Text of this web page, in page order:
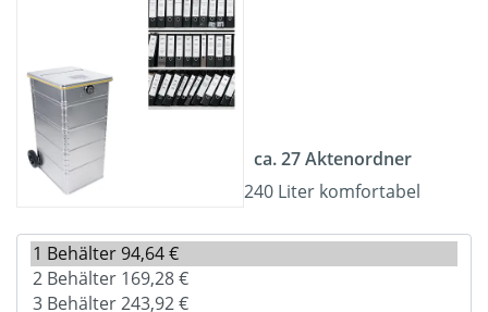
ca. 27 Aktenordner
240 Liter komfortabel